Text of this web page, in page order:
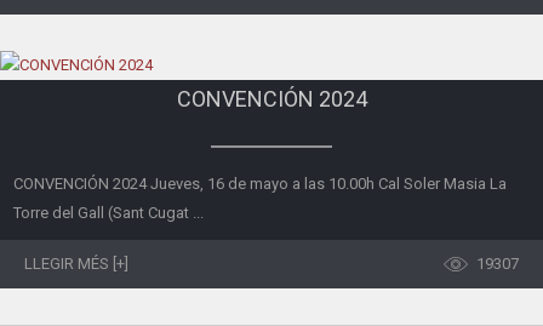
CONVENCIÓN 2024
CONVENCIÓN 2024 Jueves, 16 de mayo a las 10.00h Cal Soler Masia La
Torre del Gall (Sant Cugat ...
LLEGIR MÉS [+] 19307